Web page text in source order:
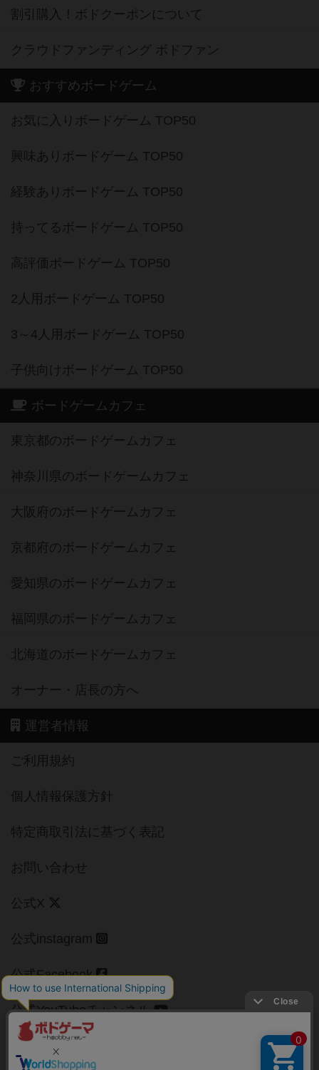
割引購入！ボドクーポンについて
クラウドファンディング ボドファン
おすすめボードゲーム
お気に入りボードゲーム TOP50
興味ありボードゲーム TOP50
経験ありボードゲーム TOP50
持ってるボードゲーム TOP50
高評価ボードゲーム TOP50
2人用ボードゲーム TOP50
3～4人用ボードゲーム TOP50
子供向けボードゲーム TOP50
ボードゲームカフェ
東京都のボードゲームカフェ
神奈川県のボードゲームカフェ
大阪府のボードゲームカフェ
京都府のボードゲームカフェ
愛知県のボードゲームカフェ
福岡県のボードゲームカフェ
北海道のボードゲームカフェ
オーナー・店長の方へ
運営者情報
ご利用規約
個人情報保護方針
特定商取引法に基づく表記
お問い合わせ
公式X
公式instagram
公式Facebook
公式YouTubeチャンネル